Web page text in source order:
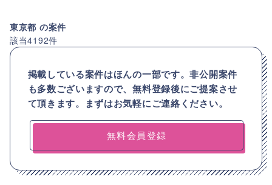
東京都 の案件
該当4192件
掲載している案件はほんの一部です。非公開案件
も多数ございますので、無料登録後にご提案させ
て頂きます。まずはお気軽にご連絡ください。
無料会員登録